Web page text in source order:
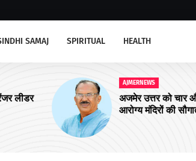
SAMAJ SPIRITUAL HEALTH
अजमेर उत्तर को चार और आयुष्मान शहरी
आरोग्य मंदिरों की सौगात